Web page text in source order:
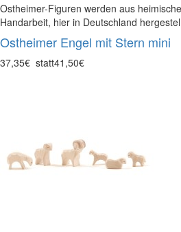
Ostheimer-Figuren werden aus
Handarbeit, hier in Deutschland
Ostheimer Engel mit Stern mini
37,35€ statt41,50€